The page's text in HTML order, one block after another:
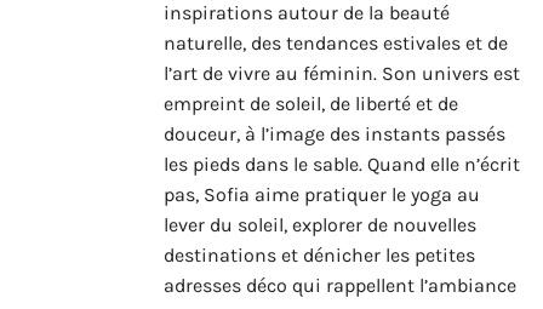
inspirations autour de la beauté
naturelle, des tendances estivales et de
l’art de vivre au féminin. Son univers est
empreint de soleil, de liberté et de
douceur, à l’image des instants passés
les pieds dans le sable. Quand elle n’écrit
pas, Sofia aime pratiquer le yoga au
lever du soleil, explorer de nouvelles
destinations et dénicher les petites
adresses déco qui rappellent l’ambiance